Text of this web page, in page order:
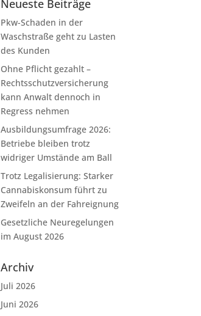
Neueste Beiträge
Pkw-Schaden in der
Waschstraße geht zu Lasten
des Kunden
Ohne Pflicht gezahlt –
Rechtsschutzversicherung
kann Anwalt dennoch in
Regress nehmen
Ausbildungsumfrage 2026:
Betriebe bleiben trotz
widriger Umstände am Ball
Trotz Legalisierung: Starker
Cannabiskonsum führt zu
Zweifeln an der Fahreignung
Gesetzliche Neuregelungen
im August 2026
Archiv
Juli 2026
Juni 2026